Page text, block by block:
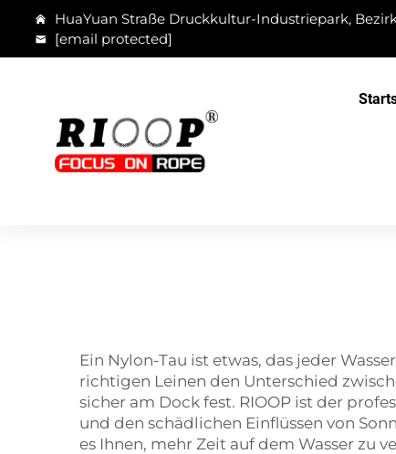
HuaYuan Straße Druckkultur-Industriepark,
[email protected]
Ein Nylon-Tau ist etwas, das jeder
richtigen Leinen den Unterschied
sicher am Dock fest. RIOOP ist der
und den schädlichen Einflüssen von
es Ihnen, mehr Zeit auf dem Wasser zu